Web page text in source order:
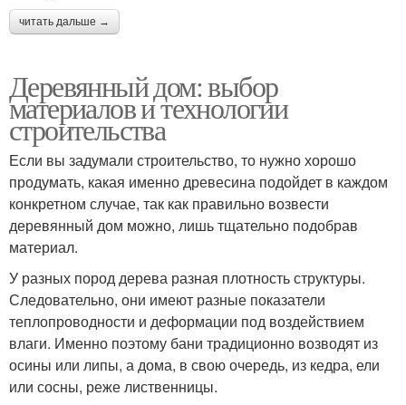
читать дальше →
Деревянный дом: выбор
материалов и технологии
строительства
Если вы задумали строительство, то нужно хорошо
продумать, какая именно древесина подойдет в каждом
конкретном случае, так как правильно возвести
деревянный дом можно, лишь тщательно подобрав
материал.
У разных пород дерева разная плотность структуры.
Следовательно, они имеют разные показатели
теплопроводности и деформации под воздействием
влаги. Именно поэтому бани традиционно возводят из
осины или липы, а дома, в свою очередь, из кедра, ели
или сосны, реже лиственницы.